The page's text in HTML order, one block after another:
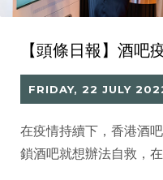
【頭條日報】酒
FRIDAY, 22 JULY
在疫情持續下，香港酒
鎖酒吧就想辦法自救，